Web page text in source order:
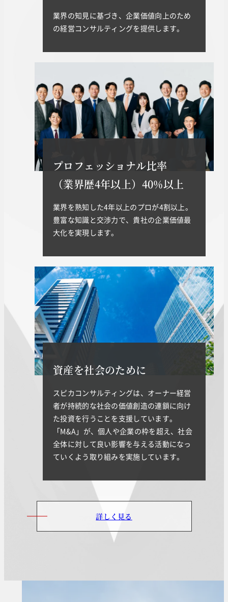
業界の知見に基づき、企業価値向上のため
の経営コンサルティングを提供します。
プロフェッショナル比率
（業界歴4年以上）40%以上
業界を熟知した4年以上のプロが4割以上。
豊富な知識と交渉力で、貴社の企業価値最
大化を実現します。
資産を社会のために
スピカコンサルティングは、オーナー経営
者が持続的な社会の価値創造の連鎖に向け
た投資を行うことを支援しています。
「M&A」が、個人や企業の枠を超え、社会
全体に対して良い影響を与える活動になっ
ていくよう取り組みを実施しています。
詳しく見る